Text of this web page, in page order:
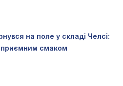
на поле у складі Челсі:
смаком